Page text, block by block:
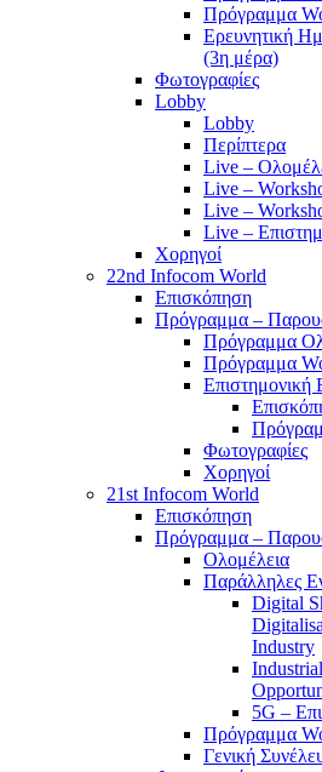
Πρόγραμμα
Ερευνητική
(3η μέρα)
Φωτογραφίες
Lobby
Lobby
Περίπτερα
Live –
Live –
Live –
Live –
Χορηγοί
22nd Infocom World
Επισκόπηση
Πρόγραμμα –
Πρόγραμμα
Πρόγραμμα
Επιστημονική
Φωτογραφίες
Χορηγοί
21st Infocom World
Επισκόπηση
Πρόγραμμα –
Ολομέλεια
Παράλληλες
Digital
Industry
5G –
Πρόγραμμα
Γενική